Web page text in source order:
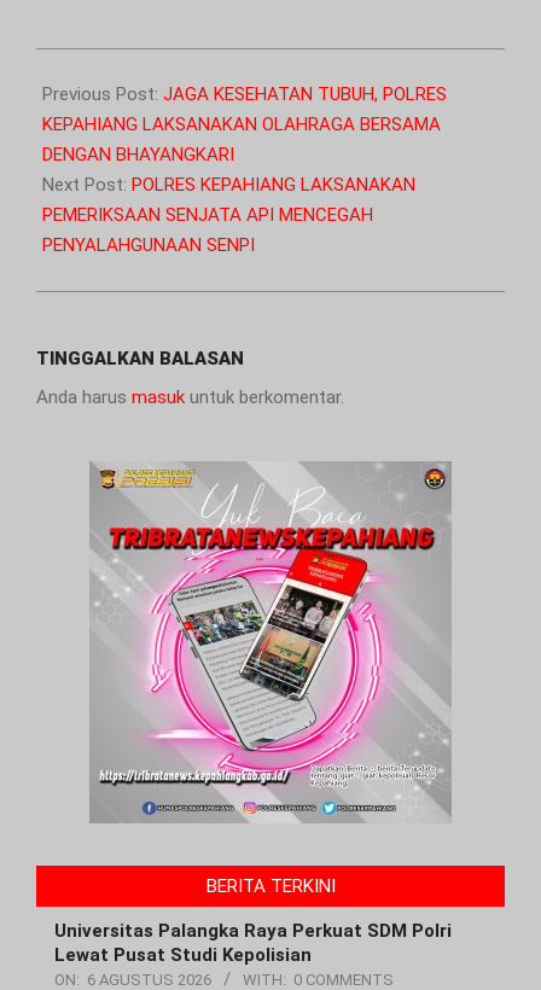
01-
12
Previous Post: JAGA KESEHATAN TUBUH, POLRES
KEPAHIANG LAKSANAKAN OLAHRAGA BERSAMA
DENGAN BHAYANGKARI
Next Post: POLRES KEPAHIANG LAKSANAKAN
PEMERIKSAAN SENJATA API MENCEGAH
PENYALAHGUNAAN SENPI
TINGGALKAN BALASAN
Anda harus masuk untuk berkomentar.
BERITA TERKINI
Universitas Palangka Raya Perkuat SDM Polri
Lewat Pusat Studi Kepolisian
ON: 6 AGUSTUS 2026 WITH: 0 COMMENTS